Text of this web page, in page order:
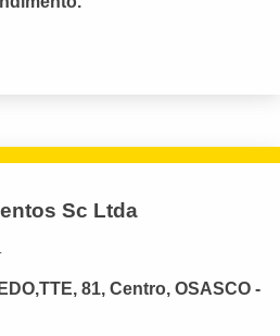
Sc Ltda
81, Centro, OSASCO -